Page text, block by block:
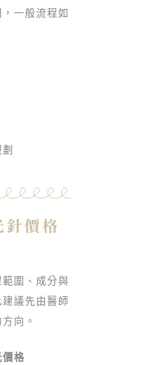
一般流程如
針價格
圍、成分與
議先由醫師
向。
格